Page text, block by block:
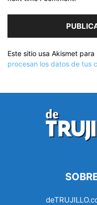
Este sitio usa Akismet
procesan los datos de tus